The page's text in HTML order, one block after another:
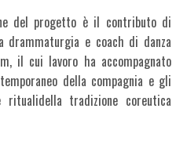
del progetto è il contributo di
drammaturgia e coach di danza
il cui lavoro ha accompagnato
della compagnia e gli
tradizione coreutica